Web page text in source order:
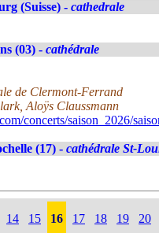
(Suisse) - cathedrale
(03) - cathédrale
de Clermont-Ferrand
Aloÿs Claussmann
concerts/saison_2026/
(17) - cathédrale St-
14 15 16 17 18 19 20